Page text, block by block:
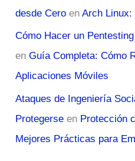
desde Cero enArch Linux:
Cómo Hacer un
enGuía Completa: Cómo
Aplicaciones Móviles
Ataques de Ingeniería
Protegerse en Protección
Mejores Prácticas para